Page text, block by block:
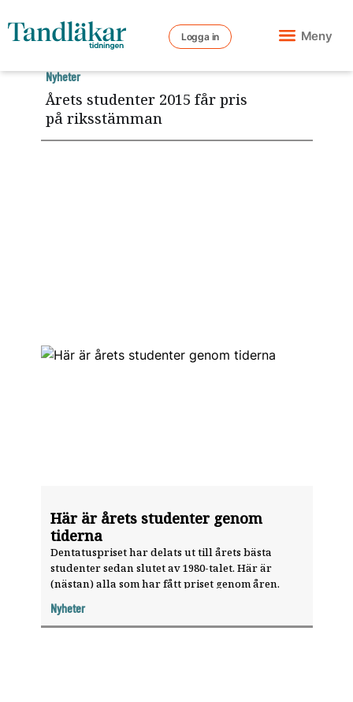
Logga in Meny
Här är årets studenter genom
tiderna
Dentatuspriset har delats ut till årets bästa
studenter sedan slutet av 1980-talet. Här är
(nästan) alla som har fått priset genom åren.
Nyheter
Årets studenter 2015 får pris
på riksstämman
Nyheter